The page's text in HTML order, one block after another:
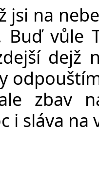
jsi na
Buďvůle
ší dejž
odpouš
zbav
i sláva na